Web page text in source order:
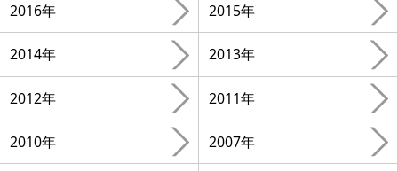
2016年 2015年
2014年 2013年
2012年 2011年
2010年 2007年